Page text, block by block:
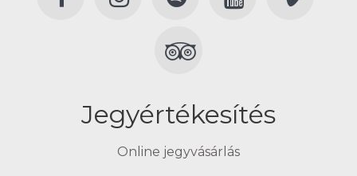
Jegyértékesítés
Online jegyvásárlás